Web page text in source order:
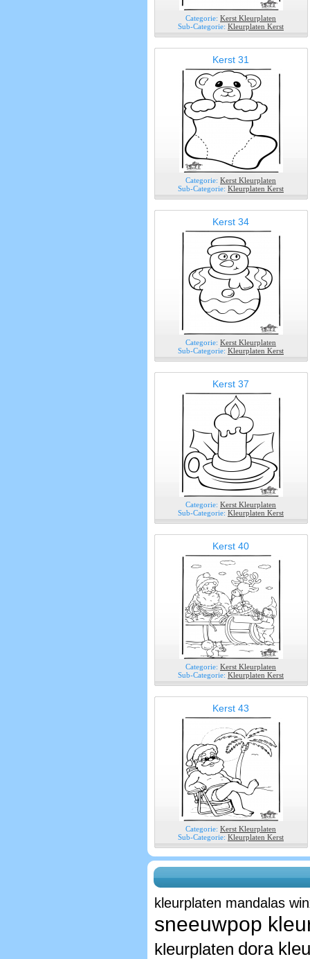
Categorie: Kerst Kleurplaten
Sub-Categorie: Kleurplaten Kerst
Kerst 31
Categorie: Kerst Kleurplaten
Sub-Categorie: Kleurplaten Kerst
Kerst 34
Categorie: Kerst Kleurplaten
Sub-Categorie: Kleurplaten Kerst
Kerst 37
Categorie: Kerst Kleurplaten
Sub-Categorie: Kleurplaten Kerst
Kerst 40
Categorie: Kerst Kleurplaten
Sub-Categorie: Kleurplaten Kerst
Kerst 43
Categorie: Kerst Kleurplaten
Sub-Categorie: Kleurplaten Kerst
kleurplaten mandalas
sneeuwpop
kleurplaten dora